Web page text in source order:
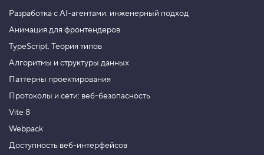
Разработка с AI-агентами: инженерный подход
Анимация для фронтендеров
TypeScript. Теория типов
Алгоритмы и структуры данных
Паттерны проектирования
Протоколы и сети: веб-безопасность
Vite 8
Webpack
Доступность веб-интерфейсов